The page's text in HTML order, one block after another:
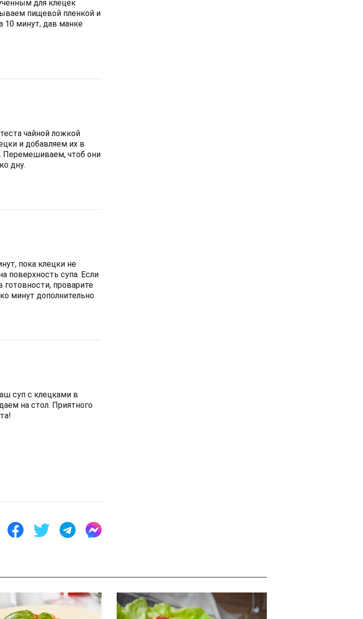
для клецек
пищевой пленкой и
10 минут, дав манке
чайной ложкой
и добавляем их в
Перемешиваем, чтоб они
дну.
пока клецки не
поверхность супа. Если
готовности, проварите
минут дополнительно.
суп с клецками в
на стол. Приятного